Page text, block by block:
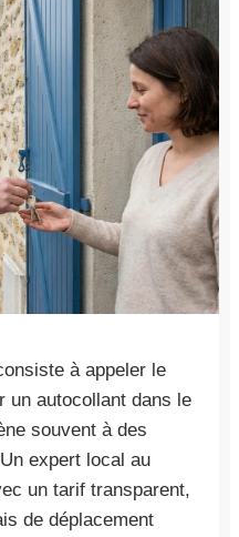
à appeler le
un autocollant dans le
souvent à des
expert local au
un tarif transparent,
de déplacement